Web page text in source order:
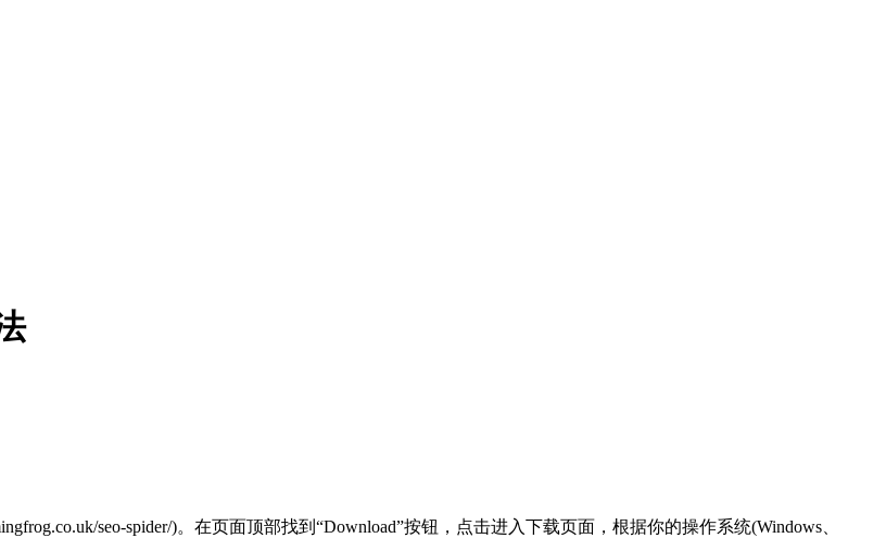
seo-spider/)。在页面顶部找到“Download”按钮，点击进入下载页面，根据你的操作系统(Windows、